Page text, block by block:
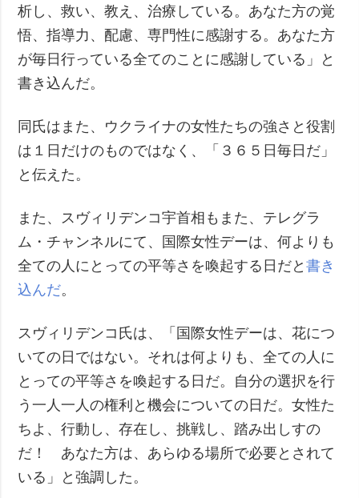
析し、救い、教え、治療している。あなた方の覚
悟、指導力、配慮、専門性に感謝する。あなた方
が毎日行っている全てのことに感謝している」と
書き込んだ。
同氏はまた、ウクライナの女性たちの強さと役割
は１日だけのものではなく、「３６５日毎日だ」
と伝えた。
また、スヴィリデンコ宇首相もまた、テレグラ
ム・チャンネルにて、国際女性デーは、何よりも
全ての人にとっての平等さを喚起する日だと書き
込んだ。
スヴィリデンコ氏は、「国際女性デーは、花につ
いての日ではない。それは何よりも、全ての人に
とっての平等さを喚起する日だ。自分の選択を行
う一人一人の権利と機会についての日だ。女性た
ちよ、行動し、存在し、挑戦し、踏み出しすの
だ！ あなた方は、あらゆる場所で必要とされて
いる」と強調した。